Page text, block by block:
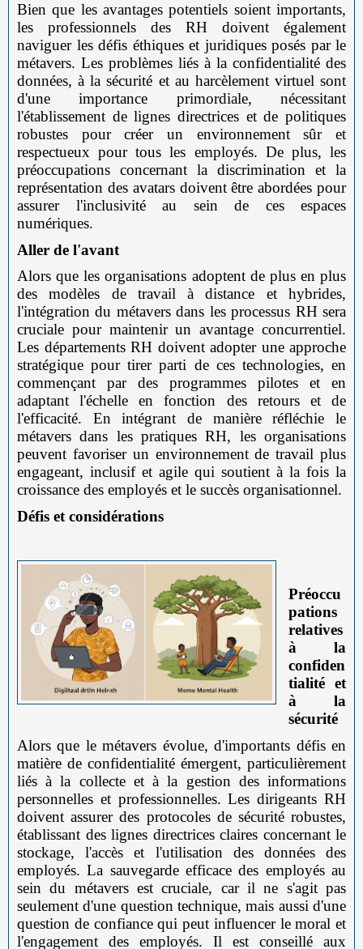
Bien que les avantages potentiels soient importants,
les professionnels des RH doivent également
naviguer les défis éthiques et juridiques posés par le
métavers. Les problèmes liés à la confidentialité des
données, à la sécurité et au harcèlement virtuel sont
d'une importance primordiale, nécessitant
l'établissement de lignes directrices et de politiques
robustes pour créer un environnement sûr et
respectueux pour tous les employés. De plus, les
préoccupations concernant la discrimination et la
représentation des avatars doivent être abordées pour
assurer l'inclusivité au sein de ces espaces
numériques.
Aller de l'avant
Alors que les organisations adoptent de plus en plus
des modèles de travail à distance et hybrides,
l'intégration du métavers dans les processus RH sera
cruciale pour maintenir un avantage concurrentiel.
Les départements RH doivent adopter une approche
stratégique pour tirer parti de ces technologies, en
commençant par des programmes pilotes et en
adaptant l'échelle en fonction des retours et de
l'efficacité. En intégrant de manière réfléchie le
métavers dans les pratiques RH, les organisations
peuvent favoriser un environnement de travail plus
engageant, inclusif et agile qui soutient à la fois la
croissance des employés et le succès organisationnel.
Défis et considérations
Préoccu
pations
relatives
à la
confiden
tialité et
à la
sécurité
Alors que le métavers évolue, d'importants défis en
matière de confidentialité émergent, particulièrement
liés à la collecte et à la gestion des informations
personnelles et professionnelles. Les dirigeants RH
doivent assurer des protocoles de sécurité robustes,
établissant des lignes directrices claires concernant le
stockage, l'accès et l'utilisation des données des
employés. La sauvegarde efficace des employés au
sein du métavers est cruciale, car il ne s'agit pas
seulement d'une question technique, mais aussi d'une
question de confiance qui peut influencer le moral et
l'engagement des employés. Il est conseillé aux